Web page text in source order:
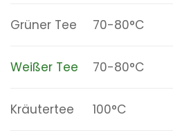
Grüner Tee 70-80°C
Weißer Tee 70-80°C
Kräutertee 100°C